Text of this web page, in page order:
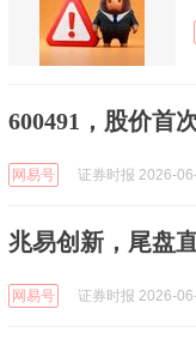
600491，股价首
网易号 证券时报 2026-
兆易创新，尾盘
网易号 证券时报 2026-